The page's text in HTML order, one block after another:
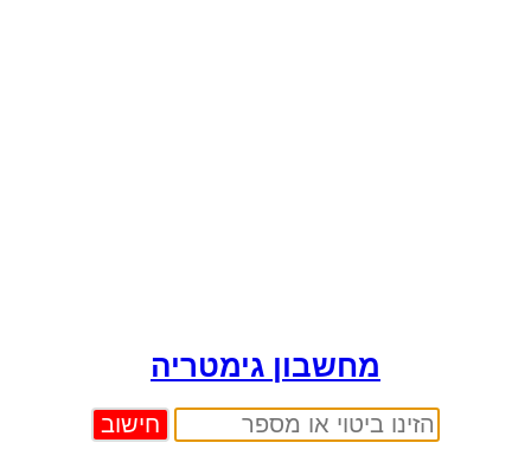
מחשבון גימטריה